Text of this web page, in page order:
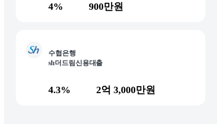
4% 900만원
수협은행
sh더드림신용대출
4.3% 2억 3,000만원